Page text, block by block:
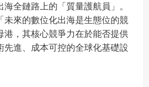
全鏈路上的「質量護航員」。
未來的數位化出海是生態位的競
港，其核心競爭力在於能否提供
先進、成本可控的全球化基礎設